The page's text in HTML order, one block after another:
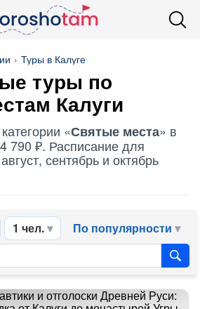
Туры в Калуге
туры по
Калуги
«Святые места» в
790 ₽. Расписание для
сентябрь и октябрь
1 чел. По популярности